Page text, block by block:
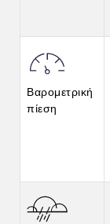
Βαρομετρική
πίεση